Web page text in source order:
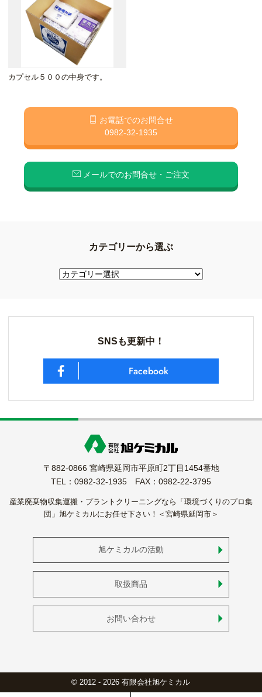
カプセル５００の中身です。
お電話でのお問合せ
0982-32-1935
メールでのお問合せ・ご注文
カテゴリーから選ぶ
SNSも更新中！
Facebook
〒882-0866 宮崎県延岡市平原町2丁目1454番地
TEL：0982-32-1935 FAX：0982-22-3795
産業廃棄物収集運搬・プラントクリーニングなら「環境づくりのプロ集
団」旭ケミカルにお任せ下さい！＜宮崎県延岡市＞
旭ケミカルの活動
取扱商品
お問い合わせ
© 2012 - 2026 有限会社旭ケミカル